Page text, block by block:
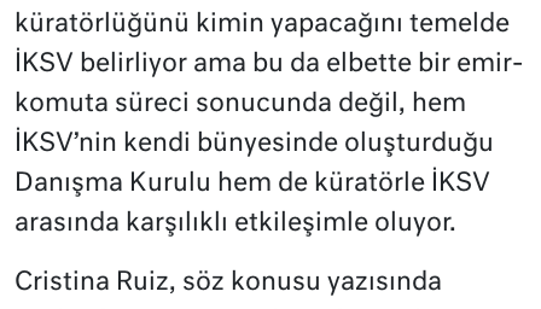
küratörlüğünü kimin yapacağını temelde
İKSV belirliyor ama bu da elbette bir emir-
komuta süreci sonucunda değil, hem
İKSV’nin kendi bünyesinde oluşturduğu
Danışma Kurulu hem de küratörle İKSV
arasında karşılıklı etkileşimle oluyor.
Cristina Ruiz, söz konusu yazısında